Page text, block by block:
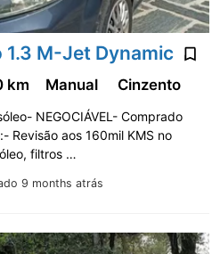
1.3 M-Jet Dynamic
9 months atrás
km Manual Cinzento
NEGOCIÁVEL- Comprado
Revisão aos 160mil KMS no
filtros …